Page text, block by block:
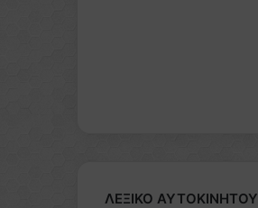
ΛΕΞΙΚΟ ΑΥΤΟΚΙΝΗΤΟΥ